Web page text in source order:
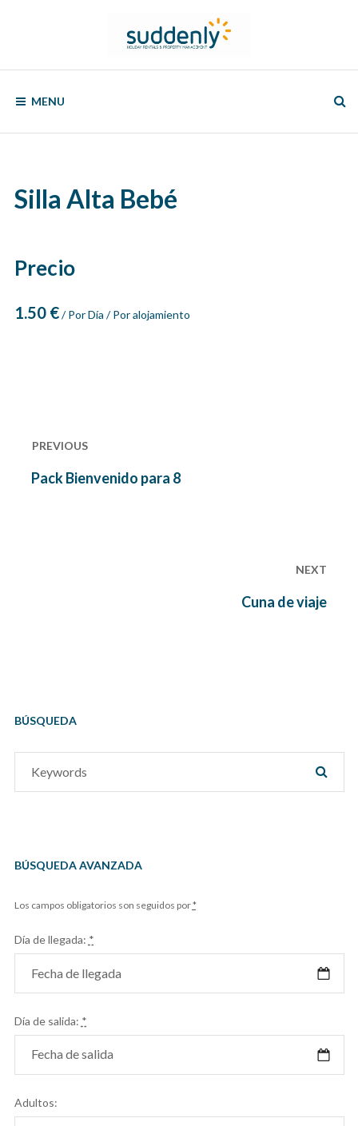
and
Management
MENU
Silla Alta Bebé
Precio
1.50 €/ Por Día / Por alojamiento
de
entradas
PREVIOUS
Previous
Pack Bienvenido para 8
NEXT
Cuna de viaje
BÚSQUEDA
BÚSQUEDA AVANZADA
Los campos obligatorios son seguidos por*
Día de llegada: *
Día de salida: *
Adultos: